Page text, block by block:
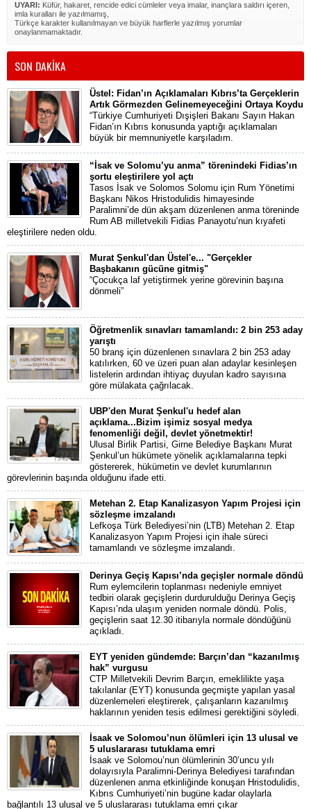
UYARI: Küfür, hakaret, rencide edici cümleler veya imalar, inançlara saldırı içeren,
imla kuralları ile yazılmamış,
Türkçe karakter kullanılmayan ve büyük harflerle yazılmış yorumlar
onaylanmamaktadır.
SON DAKİKA
Üstel: Fidan’ın Açıklamaları Kıbrıs’ta Gerçeklerin
Artık Görmezden Gelinemeyeceğini Ortaya Koydu
“Türkiye Cumhuriyeti Dışişleri Bakanı Sayın Hakan
Fidan’ın Kıbrıs konusunda yaptığı açıklamaları
büyük bir memnuniyetle karşıladım.
“İsak ve Solomu’yu anma” törenindeki Fidias’ın
şortu eleştirilere yol açtı
Tasos İsak ve Solomos Solomu için Rum Yönetimi
Başkanı Nikos Hristodulidis himayesinde
Paralimni’de dün akşam düzenlenen anma töreninde
Rum AB milletvekili Fidias Panayotu’nun kıyafeti
eleştirilere neden oldu.
Murat Şenkul'dan Üstel'e... "Gerçekler
Başbakanın gücüne gitmiş"
“Çocukça laf yetiştirmek yerine görevinin başına
dönmeli”
Öğretmenlik sınavları tamamlandı: 2 bin 253 aday
yarıştı
50 branş için düzenlenen sınavlara 2 bin 253 aday
katılırken, 60 ve üzeri puan alan adaylar kesinleşen
listelerin ardından ihtiyaç duyulan kadro sayısına
göre mülakata çağrılacak.
UBP'den Murat Şenkul'u hedef alan
açıklama...Bizim işimiz sosyal medya
fenomenliği değil, devlet yönetmektir!
Ulusal Birlik Partisi, Girne Belediye Başkanı Murat
Şenkul’un hükümete yönelik açıklamalarına tepki
göstererek, hükümetin ve devlet kurumlarının
görevlerinin başında olduğunu ifade etti.
Metehan 2. Etap Kanalizasyon Yapım Projesi için
sözleşme imzalandı
Lefkoşa Türk Belediyesi’nin (LTB) Metehan 2. Etap
Kanalizasyon Yapım Projesi için ihale süreci
tamamlandı ve sözleşme imzalandı.
Derinya Geçiş Kapısı’nda geçişler normale döndü
Rum eylemcilerin toplanması nedeniyle emniyet
tedbiri olarak geçişlerin durdurulduğu Derinya Geçiş
Kapısı’nda ulaşım yeniden normale döndü. Polis,
geçişlerin saat 12.30 itibarıyla normale döndüğünü
açıkladı.
EYT yeniden gündemde: Barçın’dan “kazanılmış
hak” vurgusu
CTP Milletvekili Devrim Barçın, emeklilikte yaşa
takılanlar (EYT) konusunda geçmişte yapılan yasal
düzenlemeleri eleştirerek, çalışanların kazanılmış
haklarının yeniden tesis edilmesi gerektiğini söyledi.
İsaak ve Solomou’nun ölümleri için 13 ulusal ve
5 uluslararası tutuklama emri
İsaak ve Solomou’nun ölümlerinin 30’uncu yılı
dolayısıyla Paralimni-Derinya Belediyesi tarafından
düzenlenen anma etkinliğinde konuşan Hristodulidis,
Kıbrıs Cumhuriyeti’nin bugüne kadar olaylarla
bağlantılı 13 ulusal ve 5 uluslararası tutuklama emri çıkar